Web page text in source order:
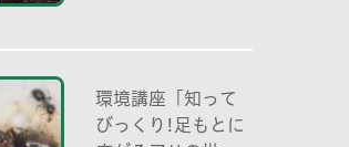
環境講座「知って
びっくり!足もとに